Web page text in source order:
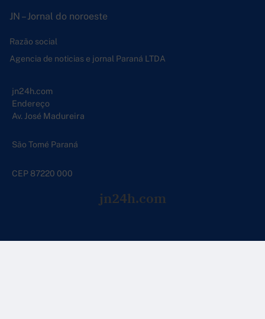
JN – Jornal do noroeste
Razão social
Agencia de noticias e jornal Paraná LTDA
jn24h.com
Endereço
Av. José Madureira
São Tomé Paraná
CEP 87220 000
jn24h.com